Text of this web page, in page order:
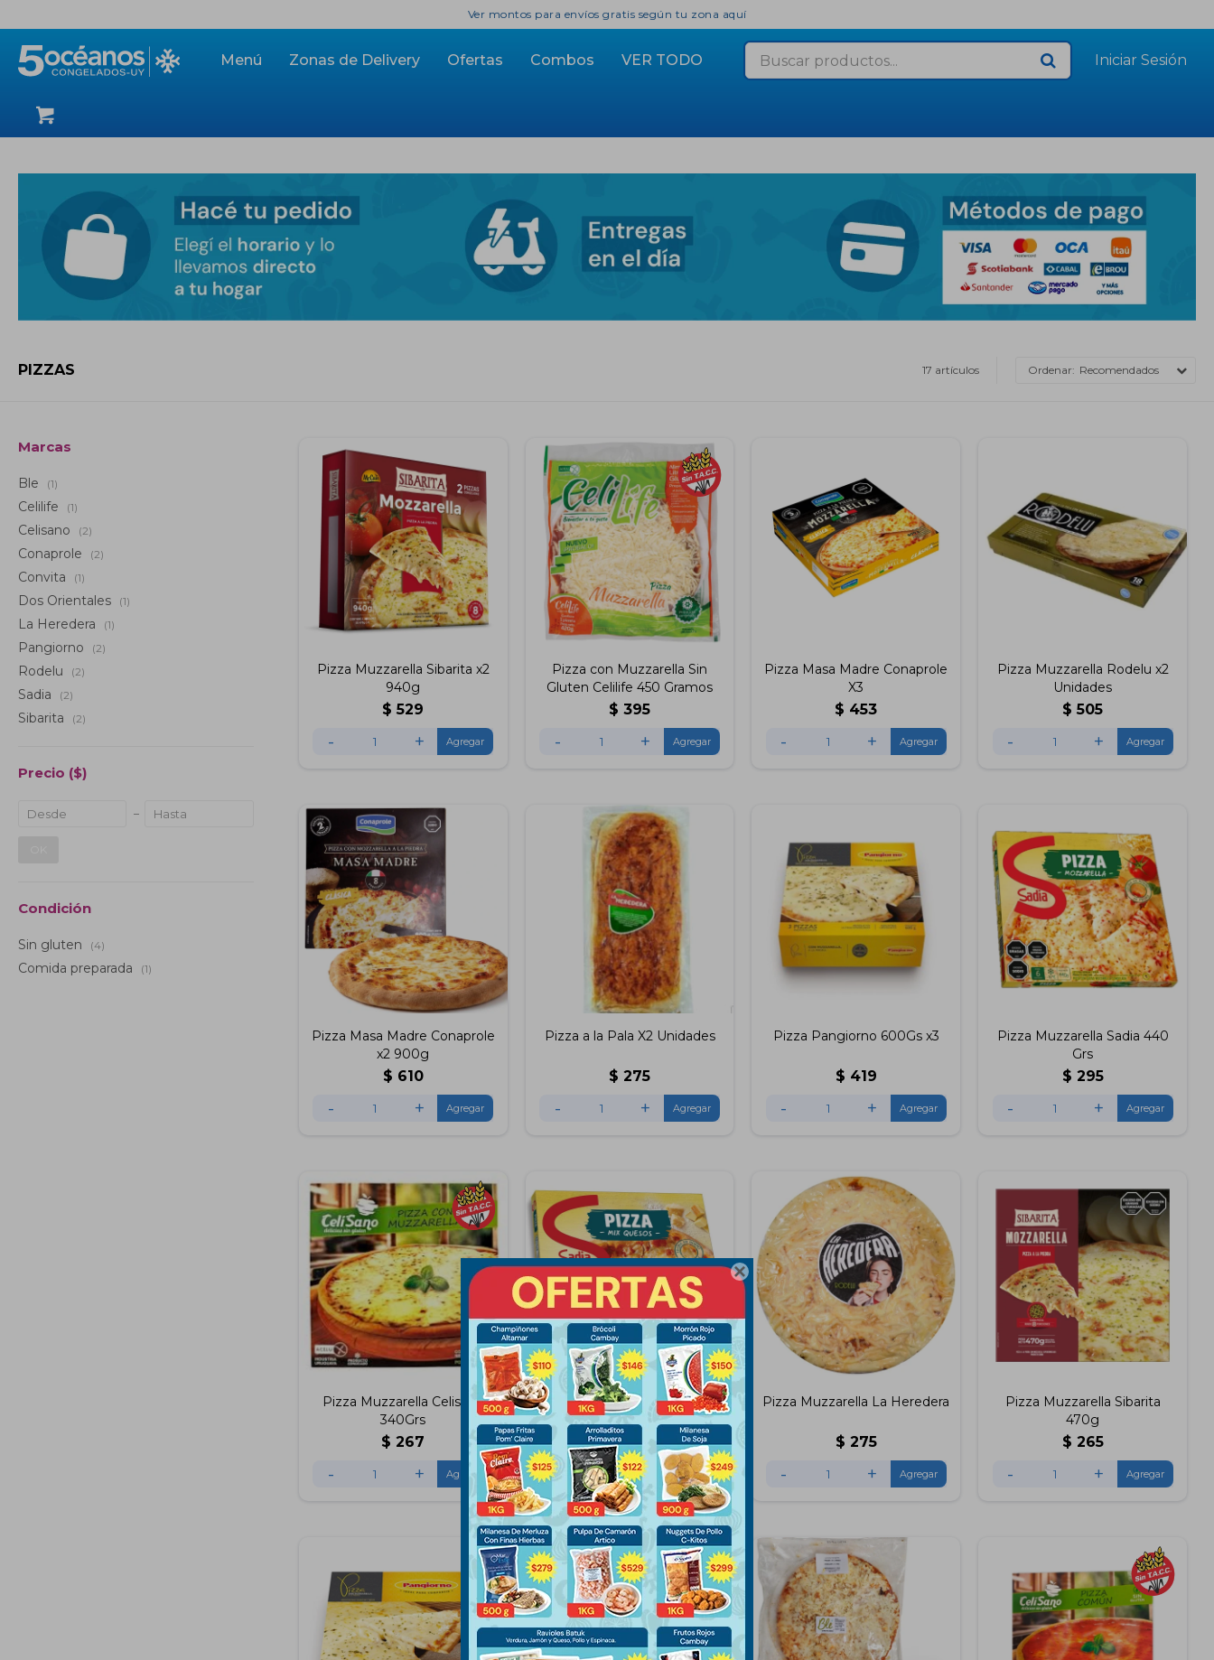

Menú Zonas de Delivery Ofertas Combos VER TODO
Ver montos para envíos gratis según tu zona aquí
PIZZAS 17 artículos Recomendados
Pizza Muzzarella Sibarita x2
940g
$ 529
- +
Pizza con Muzzarella Sin
Gluten Celilife 450 Gramos
$ 395
- +
Pizza Masa Madre Conaprole
X3
$ 453
- +
Pizza Muzzarella Rodelu x2
Unidades
$ 505
- +
Pizza Masa Madre Conaprole
x2 900g
$ 610
- +
Pizza a la Pala X2 Unidades
$ 275
- +
Pizza Pangiorno 600Gs x3
$ 419
- +
Pizza Muzzarella Sadia 440
Grs
$ 295
- +
Pizza Muzzarella Celisano
340Grs
$ 267
- +
Pizza Mix Quesos Sadia
X400Gs
$ 295
- +
Pizza Muzzarella La Heredera
$ 275
- +
Pizza Muzzarella Sibarita
470g
$ 265
- +
Marcas
Ble (1)
Celilife (1)
Celisano (2)
Conaprole (2)
Convita (1)
Dos Orientales (1)
La Heredera (1)
Pangiorno (2)
Rodelu (2)
Sadia (2)
Sibarita (2)
Precio ($)
Condición
Sin gluten (4)
Comida preparada (1)